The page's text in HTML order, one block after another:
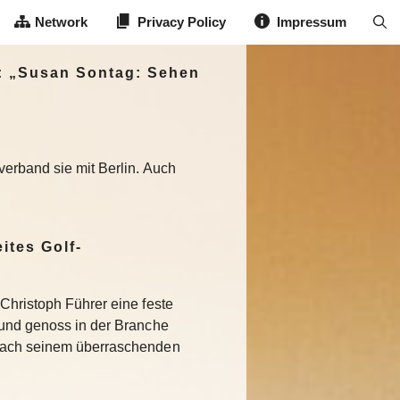
Network Privacy Policy Impressum
Sontag: Sehen
sie mit Berlin. Auch
Golf-
Führer eine feste
genoss in der Branche
seinem überraschenden